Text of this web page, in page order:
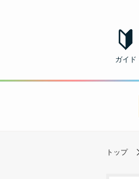
ガイド
トップ